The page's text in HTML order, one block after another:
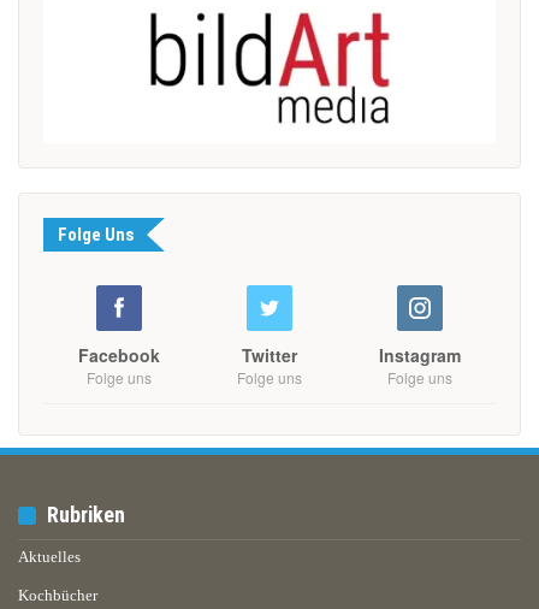
Folge Uns
Facebook
Folge uns
Twitter
Folge uns
Instagram
Folge uns
Rubriken
Aktuelles
Kochbücher